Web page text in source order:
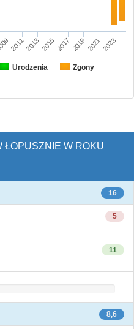
Urodzenia
Zgony
20112013 2015 2017 2019 20212023
ŁOPUSZNIE W ROKU
16
5
11
8,6